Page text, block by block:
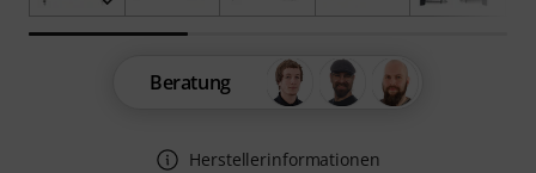
Beratung
Herstellerinformationen